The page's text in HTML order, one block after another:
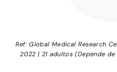
Ref: Global Medical Research
2022 | 21 adultos (Depende